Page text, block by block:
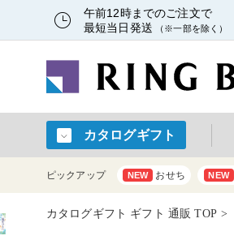
午前12時までのご注文で
最短当日発送
（※一部を除く）
カタログギフト
ピックアップ NEW おせち NEW
カタログギフト ギフト 通販 TOP